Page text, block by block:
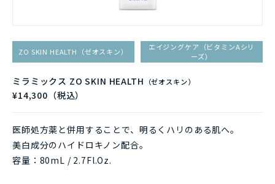
ZO SKIN HEALTH（ゼオスキン）
エイジングケア（ビタミンAシリ
ーズ）
ミラミックス ZO SKIN HEALTH （ゼオスキン）
¥14,300（税込）
医師処方薬と併用することで、明るくハリのある肌へ。
美白成分のハイドロキノン配合。
容量：80mL / 2.7Fl.Oz.